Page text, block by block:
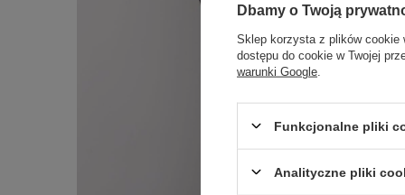
Dbamy o Twoją
Sklep korzysta z plików cookie
dostępu do cookie w Twojej
warunki Google
Funkcjonalne pliki
Analityczne pliki